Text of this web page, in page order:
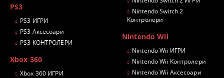
PS3
PS3 ИГРИ
PS3 Аксесоари
PS3 КОНТРОЛЕРИ
Xbox 360
Xbox 360 ИГРИ
Nintendo Switch 2
Контролери
Nintendo Wii
Nintendo Wii ИГРИ
Nintendo Wii Контролери
Nintendo Wii Аксесоари